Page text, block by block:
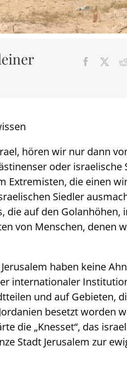
hören wir nur dann
oder israelische
Extremisten, die einen
Siedler
auf den Golanhöhen,
von Menschen, denen
haben keine
internationaler
und auf Gebieten,
besetzt worden
die „Knesset“, das
Stadt Jerusalem zur